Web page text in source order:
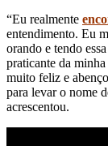
“Eu realmente
entendimento. Eu
orando e tendo
praticante da
muito feliz e
para levar o nome
acrescentou.